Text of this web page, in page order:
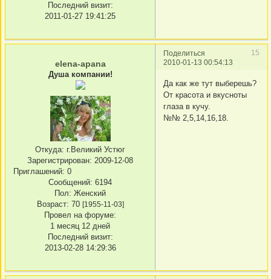
Последний визит:
2011-01-27 19:41:25
Поделиться
15
2010-01-13 00:54:13
elena-apana
Душа компании!
Откуда: г.Великий Устюг
Зарегистрирован: 2009-12-08
Приглашений: 0
Сообщений: 6194
Пол: Женский
Возраст: 70 [1955-11-03]
Провел на форуме:
1 месяц 12 дней
Последний визит:
2013-02-28 14:29:36
Да как же тут выберешь?
От красота и вкусноты
глаза в кучу.
№№ 2,5,14,16,18.